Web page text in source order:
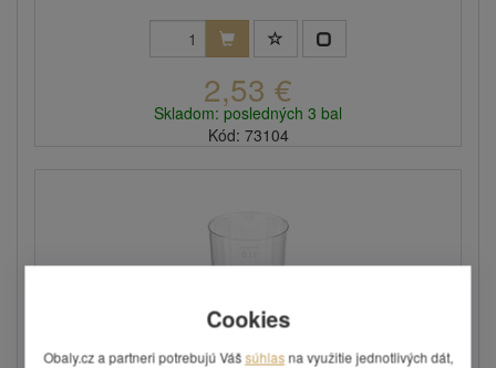
2,53 €
Skladom: posledných 3 bal
Kód: 73104
Cookies
Obaly.cz a partneri potrebujú Vášsúhlas na využitie jednotlivých dát,